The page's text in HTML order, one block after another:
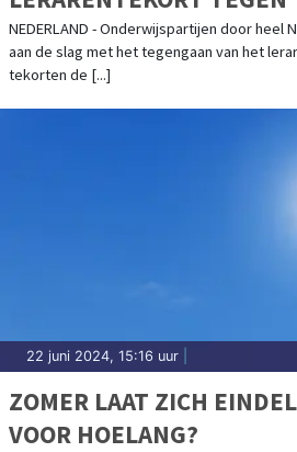
NEDERLAND - Onderwijspartijen door heel
aan de slag met het tegengaan van het
tekorten de [...]
22 juni 2024, 15:16 uur
ZOMER LAAT ZICH
VOOR HOELANG?